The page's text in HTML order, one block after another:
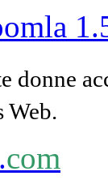
donne
com